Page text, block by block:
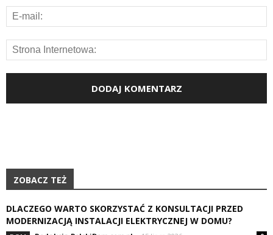
ZOBACZ TEŻ
DLACZEGO WARTO SKORZYSTAĆ Z KONSULTACJI PRZED
MODERNIZACJĄ INSTALACJI ELEKTRYCZNEJ W DOMU?